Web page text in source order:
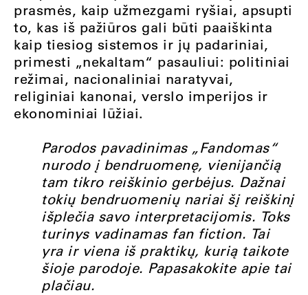
prasmės, kaip užmezgami ryšiai, apsupti
to, kas iš pažiūros gali būti paaiškinta
kaip tiesiog sistemos ir jų padariniai,
primesti „nekaltam“ pasauliui: politiniai
režimai, nacionaliniai naratyvai,
religiniai kanonai, verslo imperijos ir
ekonominiai lūžiai.
Parodos pavadinimas „Fandomas“
nurodo į bendruomenę, vienijančią
tam tikro reiškinio gerbėjus. Dažnai
tokių bendruomenių nariai šį reiškinį
išplečia savo interpretacijomis. Toks
turinys vadinamas fan fiction. Tai
yra ir viena iš praktikų, kurią taikote
šioje parodoje. Papasakokite apie tai
plačiau.